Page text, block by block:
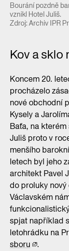
Bourání pozdně
vznikl Hotel Juliš.
Zdroj: Archiv IPR
Kov a sklo
Koncem 20.
procházelo
nové obchodní
Kysely a
Baťa, na
Juliš proto v
menšího
letech byl jeho
architekt Pavel
do proluky
Václavském
spjat například
letohrádku na
sboru
.